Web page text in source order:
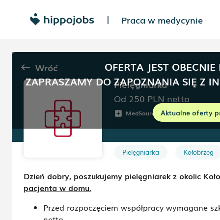
| Praca w medycynie
OFERTA JEST
ZAPRASZAMY DO ZAPOZNANIA SIĘ Z
Aktualne oferty
keyboard_backspace Wróć
Pielęgniarka
Od 250 PLN netto
add_box MedSource room Kołobrzeg
Pielęgniarka Kołobrzeg
Dzień dobry, poszukujemy pielęgniarek z okolic
pacjenta w domu.
Przed rozpoczęciem współpracy wymagane